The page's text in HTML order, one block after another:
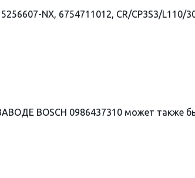
NX, 6754711012, CR/CP3S3/L110/
BOSCH 0986437310 может также